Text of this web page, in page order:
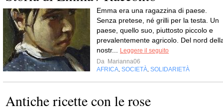
Emma era una ragazzina di paese.
Senza pretese, né grilli per la testa. Un
paese, quello suo, piuttosto piccolo e
prevalentemente agricolo. Del nord
nostr...
Leggere il seguito
Da Marianna06
AFRICA SOCIETÀ SOLIDARIETÀ
Antiche ricette con le rose